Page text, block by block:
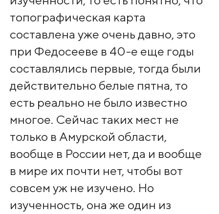
топографическая карта
составлена уже очень давно, это
при Федосееве в 40-е еще годы
составлялись первые, тогда были
действительно белые пятна, то
есть реально не было известно
многое. Сейчас таких мест не
только в Амурской области,
вообще в России нет, да и вообще
в мире их почти нет, чтобы вот
совсем уж не изучено. Но
изученность, она же один из